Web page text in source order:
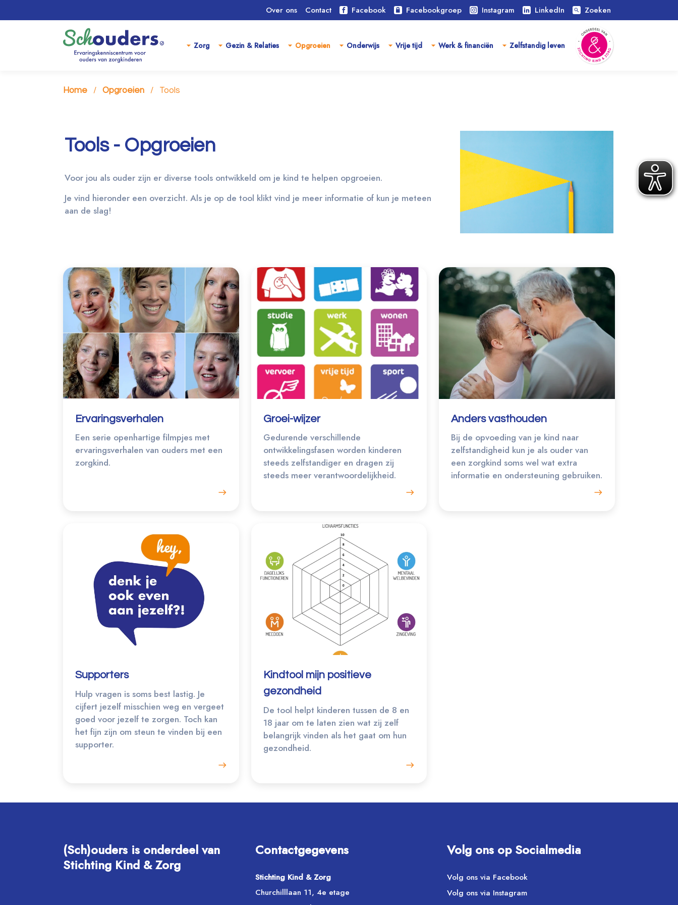
Over ons Contact Facebook Facebookgroep Instagram LinkedIn search Zoeken
Zorg Gezin & Relaties Opgroeien Onderwijs Vrije tijd Werk & financiën Zelfstandig leven
Home Opgroeien Tools
Tools - Opgroeien
Voor jou als ouder zijn er diverse tools ontwikkeld om je kind te helpen opgroeien.
Je vind hieronder een overzicht. Als je op de tool klikt vind je meer informatie of kun je meteen
aan de slag!
Ervaringsverhalen
Een serie openhartige filmpjes met
ervaringsverhalen van ouders met een
zorgkind.
Groei-wijzer
Gedurende verschillende
ontwikkelingsfasen worden kinderen
steeds zelfstandiger en dragen zij
steeds meer verantwoordelijkheid.
Anders vasthouden
Bij de opvoeding van je kind naar
zelfstandigheid kun je als ouder van
een zorgkind soms wel wat extra
informatie en ondersteuning gebruiken.
Supporters
Hulp vragen is soms best lastig. Je
cijfert jezelf misschien weg en vergeet
goed voor jezelf te zorgen. Toch kan
het fijn zijn om steun te vinden bij een
supporter.
Kindtool mijn positieve
gezondheid
De tool helpt kinderen tussen de 8 en
18 jaar om te laten zien wat zij zelf
belangrijk vinden als het gaat om hun
gezondheid.
(Sch)ouders is onderdeel van
Stichting Kind & Zorg
Contactgegevens
Stichting Kind & Zorg
Churchilllaan 11, 4e etage
Volg ons op Socialmedia
Volg ons via Facebook
Volg ons via Instagram